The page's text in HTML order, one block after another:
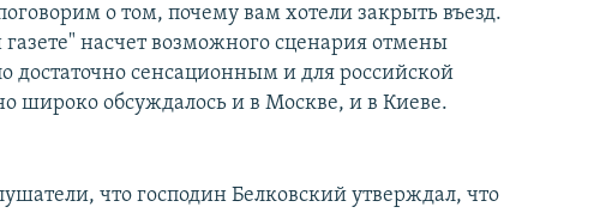
о том, почему вам хотели закрыть въезд.
насчет возможного сценария отмены
достаточно сенсационным и для российской
широко обсуждалось и в Москве, и в Киеве.
что господин Белковский утверждал, что